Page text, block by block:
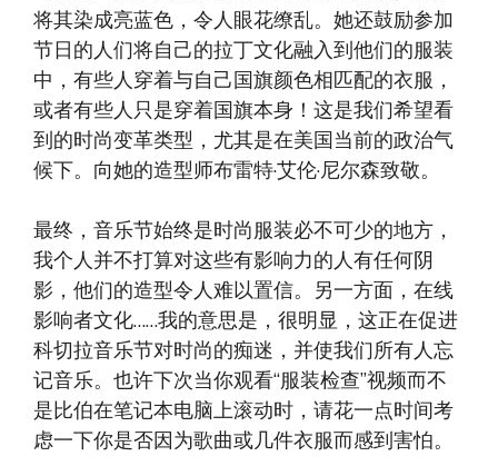
将其染成亮蓝色，令人眼花缭乱。她还鼓励参加
节日的人们将自己的拉丁文化融入到他们的服装
中，有些人穿着与自己国旗颜色相匹配的衣服，
或者有些人只是穿着国旗本身！这是我们希望看
到的时尚变革类型，尤其是在美国当前的政治气
候下。向她的造型师布雷特·艾伦·尼尔森致敬。
最终，音乐节始终是时尚服装必不可少的地方，
我个人并不打算对这些有影响力的人有任何阴
影，他们的造型令人难以置信。另一方面，在线
影响者文化……我的意思是，很明显，这正在促进
科切拉音乐节对时尚的痴迷，并使我们所有人忘
记音乐。也许下次当你观看“服装检查”视频而不
是比伯在笔记本电脑上滚动时，请花一点时间考
虑一下你是否因为歌曲或几件衣服而感到害怕。